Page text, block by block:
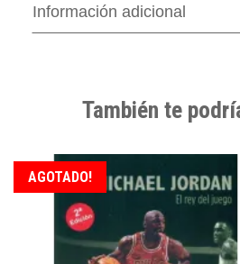
Información adicional
También te
AGOTADO!